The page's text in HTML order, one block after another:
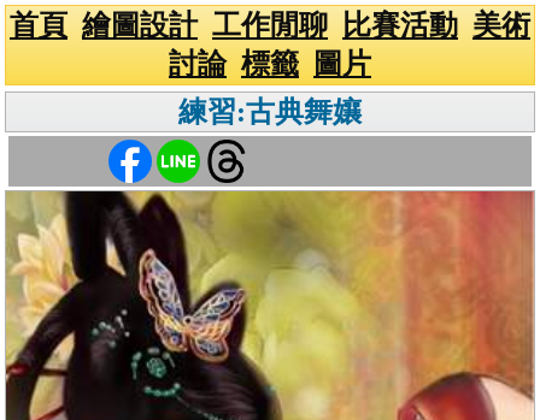
首頁 繪圖設計 工作閒聊 比賽活動 美術
討論 標籤
圖片
練習:古典舞孃